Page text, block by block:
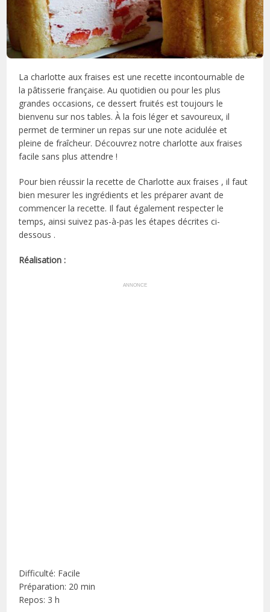
La charlotte aux fraises est une recette incontournable de
la pâtisserie française. Au quotidien ou pour les plus
grandes occasions, ce dessert fruités est toujours le
bienvenu sur nos tables. À la fois léger et savoureux, il
permet de terminer un repas sur une note acidulée et
pleine de fraîcheur. Découvrez notre charlotte aux fraises
facile sans plus attendre !
Pour bien réussir la recette de Charlotte aux fraises , il faut
bien mesurer les ingrédients et les préparer avant de
commencer la recette. Il faut également respecter le
temps, ainsi suivez pas-à-pas les étapes décrites ci-
dessous .
Réalisation :
ANNONCE
Difficulté: Facile
Préparation: 20 min
Repos: 3 h